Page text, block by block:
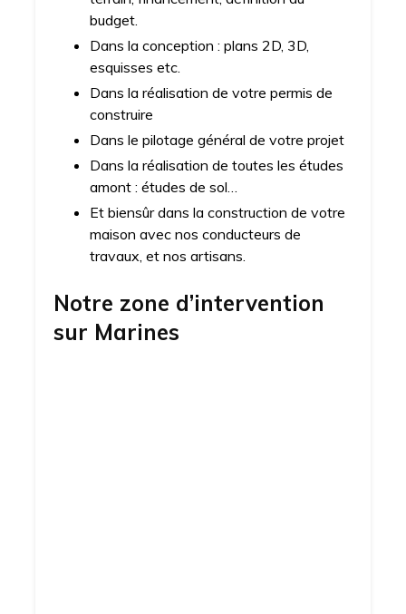
budget.
Dans la conception : plans 2D, 3D,
esquisses etc.
Dans la réalisation de votre permis de
construire
Dans le pilotage général de votre projet
Dans la réalisation de toutes les études
amont : études de sol…
Et biensûr dans la construction de votre
maison avec nos conducteurs de
travaux, et nos artisans.
Notre zone d’intervention
sur Marines